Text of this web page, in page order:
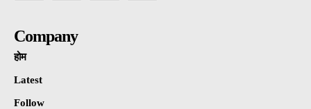
Company
होम
Latest
Follow